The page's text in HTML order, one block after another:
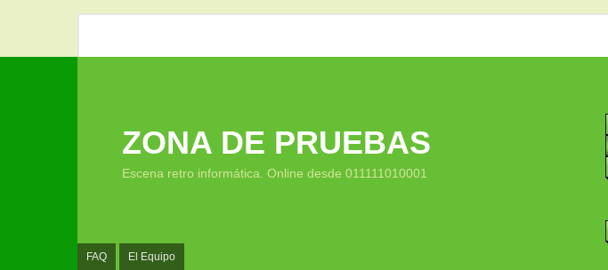
FAQ El Equipo
ZONA DE PRUEBAS
Escena retro informática. Online desde 011111010001